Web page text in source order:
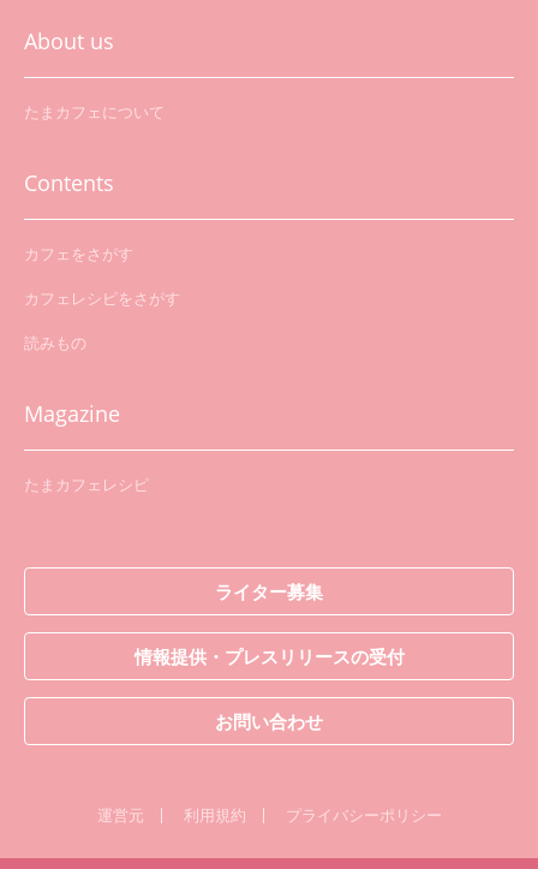
About us
たまカフェについて
Contents
カフェをさがす
カフェレシピをさがす
読みもの
Magazine
たまカフェレシピ
ライター募集
情報提供・プレスリリースの受付
お問い合わせ
運営元 利用規約 プライバシーポリシー